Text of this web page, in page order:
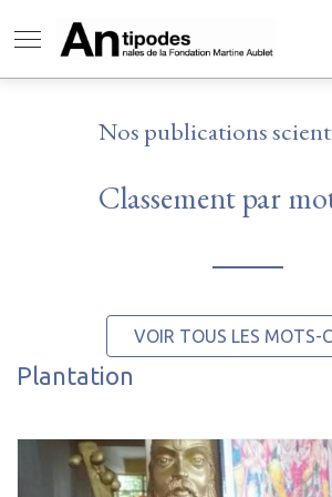
Nos publications
Classement par
VOIR TOUS LES MOTS-
Plantation